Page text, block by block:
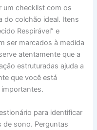
um checklist com os
do colchão ideal. Itens
Respirável” e
ser marcados à medida
atentamente que a
estruturadas ajuda a
que você está
para identificar
de sono. Perguntas